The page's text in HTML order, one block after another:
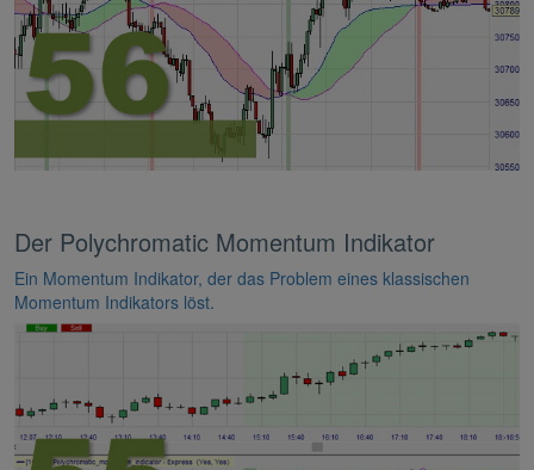
Der Polychromatic Momentum Indikator
Ein Momentum Indikator, der das Problem eines klassischen
Momentum Indikators löst.